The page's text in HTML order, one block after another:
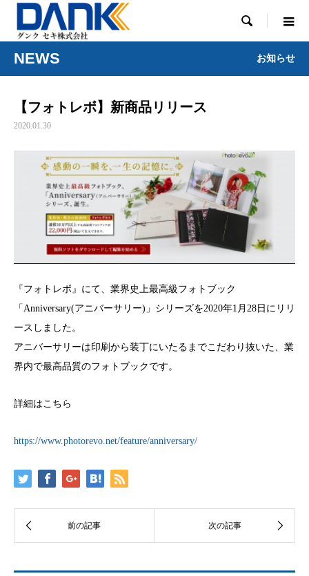

NEWS お知らせ
【フォトレボ】新商品リリース
2020.01.30
『フォトレボ』にて、業界史上最高級フォトブック
「Anniversary(アニバーサリー)」シリーズを2020年1月28日にリリ
ースしました。
アニバーサリーは印刷から装丁にいたるまでこだわり抜いた、業
界内で最高品質のフォトブックです。
詳細はこちら
https://www.photorevo.net/feature/anniversary/